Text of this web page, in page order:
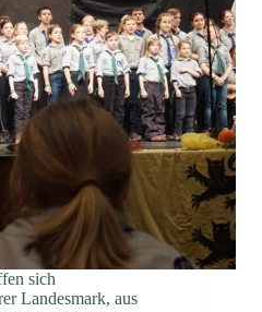
sich
Landesmark, aus